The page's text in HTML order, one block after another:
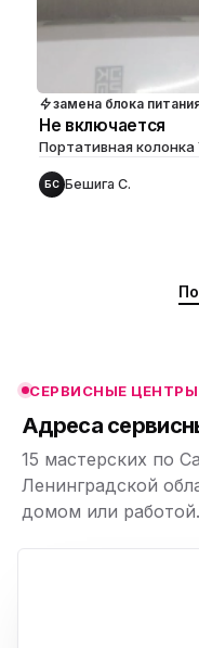
замена блока
Не включается
Портативная
БС Бешига С.
СЕРВИСНЫЕ ЦЕНТРЫ
Адреса
15 мастерских по
Ленинградской
домом или работой.
ю